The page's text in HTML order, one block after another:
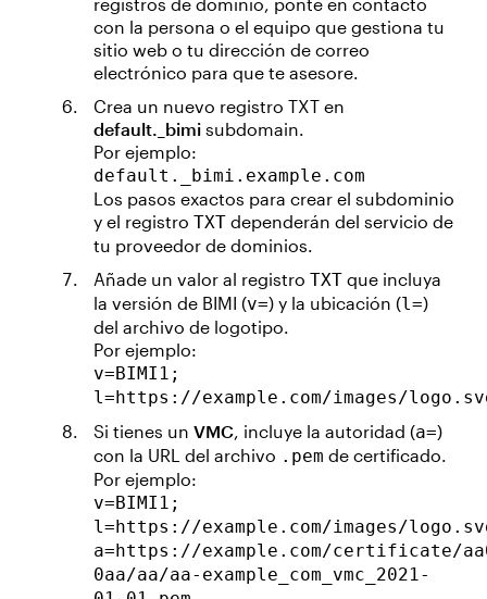
con la persona o el equipo que gestiona tu
sitio web o tu dirección de correo
electrónico para que te asesore.
Crea un nuevo registro TXT en
default._bimi subdomain.
Por ejemplo:
default._bimi.example.com
Los pasos exactos para crear el subdominio
y el registro TXT dependerán del servicio de
tu proveedor de dominios.
Añade un valor al registro TXT que incluya
la versión de BIMI (v=) y la ubicación (l=)
del archivo de logotipo.
Por ejemplo:
v=BIMI1;
l=https://example.com/images/
Si tienes un VMC , incluye la autoridad (a=)
con la URL del archivo .pem de certificado.
Por ejemplo:
v=BIMI1;
l=https://example.com/images/
a=https://example.com/certificate/
0aa/aa/aa-example_com_vmc_2021-